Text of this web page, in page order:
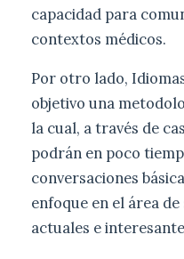
capacidad para
contextos médicos.
Por otro lado,
objetivo una
la cual, a través de
podrán en poco
conversaciones
enfoque en el área
actuales e